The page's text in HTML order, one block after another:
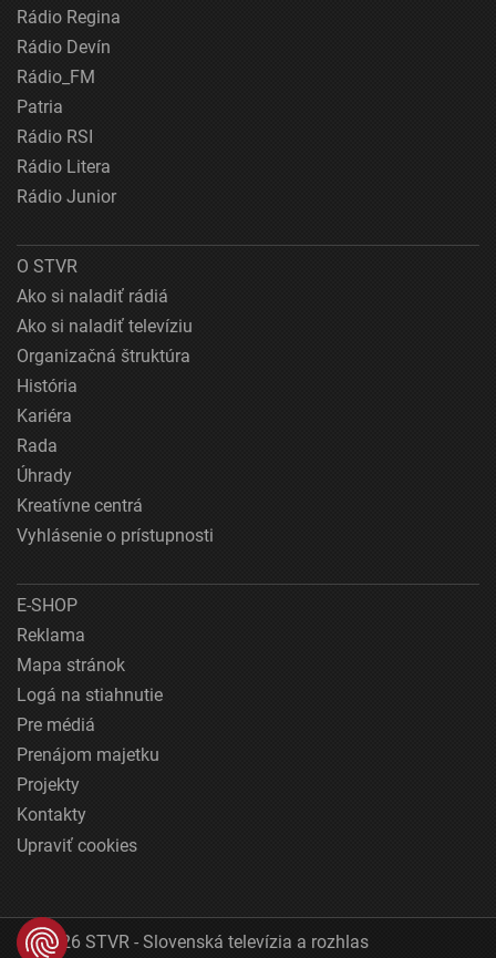
Rádio Regina
Rádio Devín
Rádio_FM
Patria
Rádio RSI
Rádio Litera
Rádio Junior
O STVR
Ako si naladiť rádiá
Ako si naladiť televíziu
Organizačná štruktúra
História
Kariéra
Rada
Úhrady
Kreatívne centrá
Vyhlásenie o prístupnosti
E-SHOP
Reklama
Mapa stránok
Logá na stiahnutie
Pre médiá
Prenájom majetku
Projekty
Kontakty
Upraviť cookies
© 2026 STVR - Slovenská televízia a rozhlas